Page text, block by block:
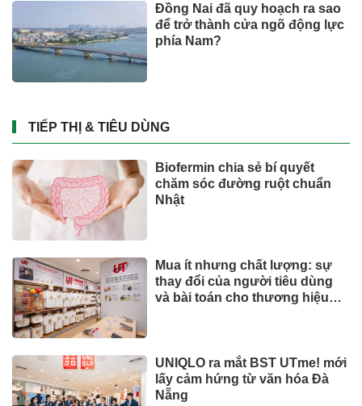
Đồng Nai đã quy hoạch ra sao
để trở thành cửa ngõ động lực
phía Nam?
TIẾP THỊ & TIÊU DÙNG
Biofermin chia sẻ bí quyết
chăm sóc đường ruột chuẩn
Nhật
Mua ít nhưng chất lượng: sự
thay đổi của người tiêu dùng
và bài toán cho thương hiệu
UNIQLO ra mắt BST UTme! mới
lấy cảm hứng từ văn hóa Đà
Nẵng